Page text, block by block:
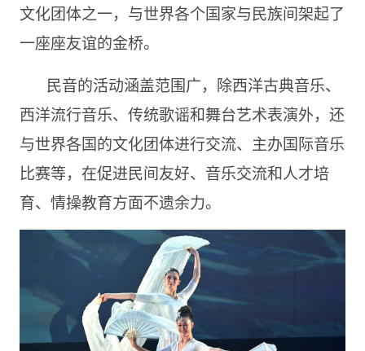
文化团体之一，与世界各个国家与民族间架起了
一座座友谊的金桥。
民音的活动涵盖范围广，除西洋古典音乐、
西洋流行音乐、传统歌谣和舞台艺术表演外，还
与世界各国的文化团体进行交流、主办国际音乐
比赛等，在促进民间友好、音乐交流和人才培
育、情操教育方面不遗余力。